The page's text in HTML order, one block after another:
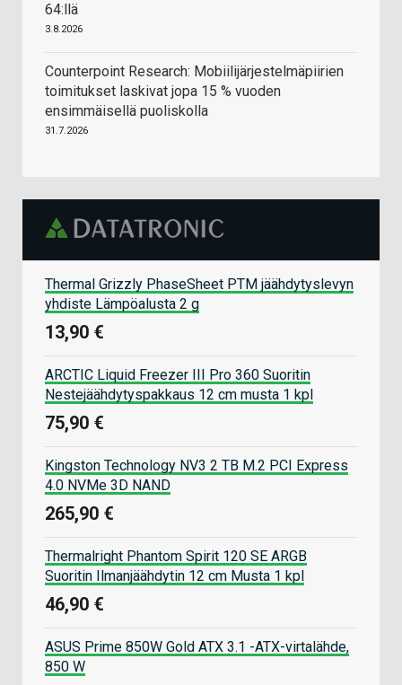
64:llä
3.8.2026
Counterpoint Research: Mobiilijärjestelmäpiirien
toimitukset laskivat jopa 15 % vuoden
ensimmäisellä puoliskolla
31.7.2026
Thermal Grizzly PhaseSheet PTM jäähdytyslevyn
yhdiste Lämpöalusta 2 g
13,90 €
ARCTIC Liquid Freezer III Pro 360 Suoritin
Nestejäähdytyspakkaus 12 cm musta 1 kpl
75,90 €
Kingston Technology NV3 2 TB M.2 PCI Express
4.0 NVMe 3D NAND
265,90 €
Thermalright Phantom Spirit 120 SE ARGB
Suoritin Ilmanjäähdytin 12 cm Musta 1 kpl
46,90 €
ASUS Prime 850W Gold ATX 3.1 -ATX-virtalähde,
850 W